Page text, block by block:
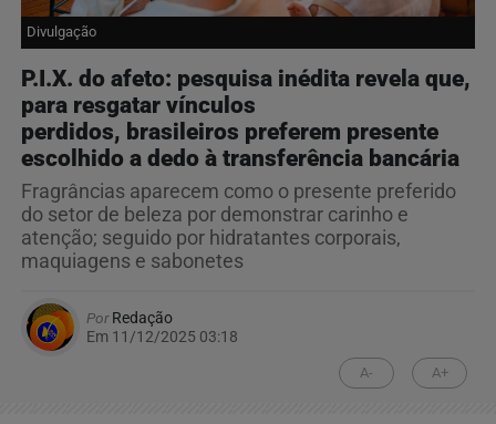
Divulgação
P.I.X. do afeto: pesquisa inédita revela que,
para resgatar vínculos
perdidos, brasileiros preferem presente
escolhido a dedo à transferência bancária
Fragrâncias aparecem como o presente preferido
do setor de beleza por demonstrar carinho e
atenção; seguido por hidratantes corporais,
maquiagens e sabonetes
PorRedação
Em 11/12/2025 03:18
A- A+